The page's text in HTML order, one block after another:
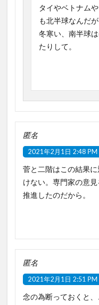
タイやベトナム
も北半球なんだ
冬寒い、南半球
たりして。
匿名
2021年2月1日 2:48 PM
菅と二階はこの結果
けない。専門家の意
推進したのだから。
匿名
2021年2月1日 2:51 PM
念の為断っておくと